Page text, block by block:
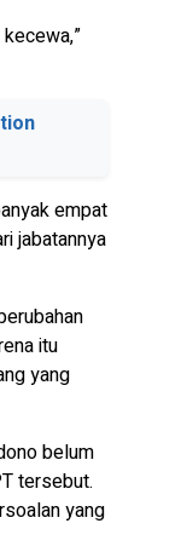
empat
jabatannya
itu
yang
belum
tersebut.
yang